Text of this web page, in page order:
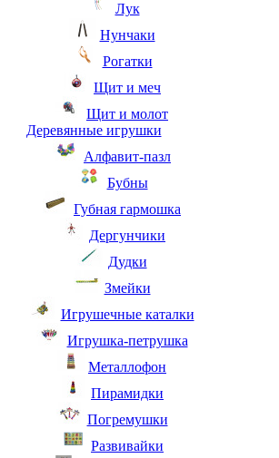
Лук
Нунчаки
Рогатки
Щит и меч
Щит и молот
Деревянные игрушки
Алфавит-пазл
Бубны
Губная гармошка
Дергунчики
Дудки
Змейки
Игрушечные каталки
Игрушка-петрушка
Металлофон
Пирамидки
Погремушки
Развивайки